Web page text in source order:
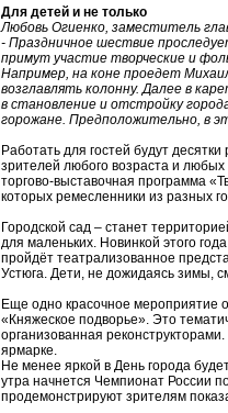
Для детей и не только
Любовь Огиенко, заместитель
- Праздничное шествие
примут участие творческие и
Например, на коне проедет
возглавлять колонну. Далее в
в становление и отстройку
горожане. Предположительно, в
Работать для гостей будут
зрителей любого возраста и
торгово-выставочная программа
которых ремесленники из разных
Городской сад – станет
для маленьких. Новинкой этого
пройдёт театрализованное
Устюга. Дети, не дожидаясь зимы,
Еще одно красочное мероприятие
«Княжеское подворье». Это
организованная
ярмарке.
Не менее яркой в День города
утра начнется Чемпионат России
продемонстрируют зрителям